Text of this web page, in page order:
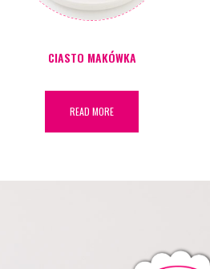
CIASTO MAKÓWKA
READ MORE